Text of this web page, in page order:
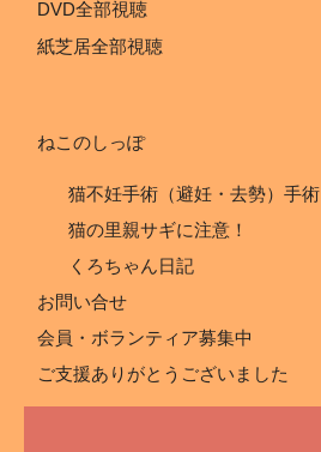
DVD全部視聴
紙芝居全部視聴
ねこのしっぽ
猫不妊手術（避妊・去勢）手術
猫の里親サギに注意！
くろちゃん日記
お問い合せ
会員・ボランティア募集中
ご支援ありがとうございました